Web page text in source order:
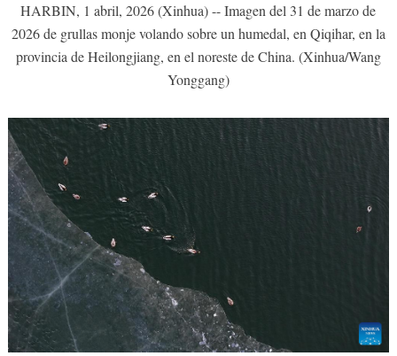
HARBIN, 1 abril, 2026 (Xinhua) -- Imagen del 31 de marzo de
2026 de grullas monje volando sobre un humedal, en Qiqihar, en la
provincia de Heilongjiang, en el noreste de China. (Xinhua/Wang
Yonggang)